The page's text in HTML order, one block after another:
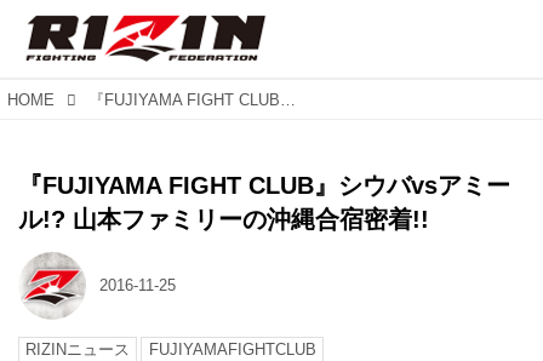
HOME 『FUJIYAMA FIGHT CLUB』シウバvsアミール!? 山本ファミリーの沖縄合宿密着!!
『FUJIYAMA FIGHT CLUB』シウバvsアミー
ル!? 山本ファミリーの沖縄合宿密着!!
2016-11-25
RIZINニュース FUJIYAMAFIGHTCLUB